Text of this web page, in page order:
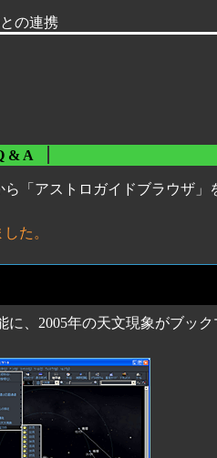
の連携
& A
「アストロガイドブラウザ
た。
に、2005年の天文現象がブッ